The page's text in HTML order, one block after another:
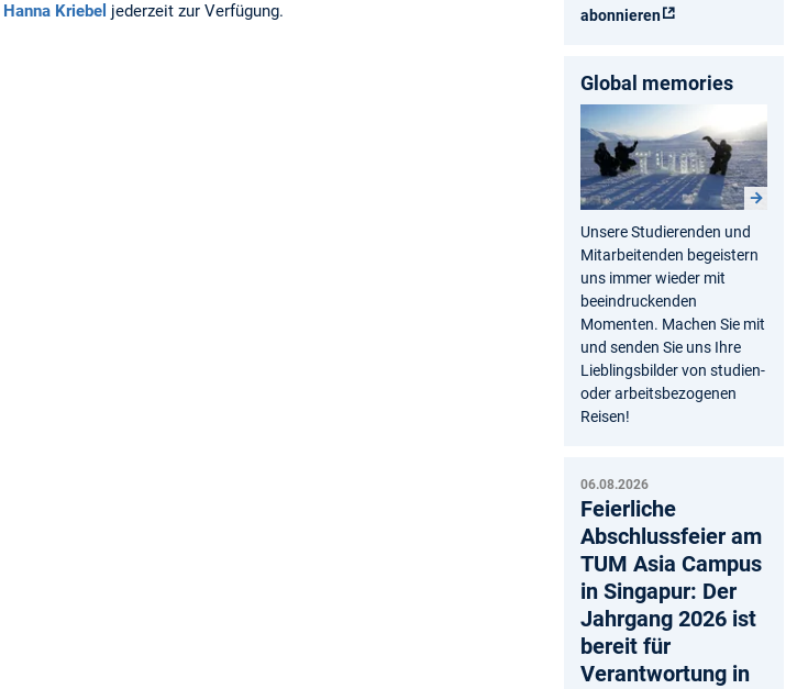
Hanna Kriebel jederzeit zur Verfügung.
abonnieren
Global memories
Unsere Studierenden und
Mitarbeitenden begeistern
uns immer wieder mit
beeindruckenden
Momenten. Machen Sie mit
und senden Sie uns Ihre
Lieblingsbilder von studien-
oder arbeitsbezogenen
Reisen!
06.08.2026
Feierliche
Abschlussfeier am
TUM Asia Campus
in Singapur: Der
Jahrgang 2026 ist
bereit für
Verantwortung in